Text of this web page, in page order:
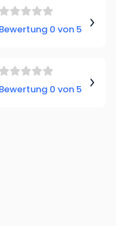
Bewertung 0 von 5
Bewertung 0 von 5